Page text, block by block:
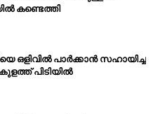
കണ്ടെത്തി
ഒളിവിൽ പാർക്കാൻ സഹായിച്ച
പിടിയില്‍